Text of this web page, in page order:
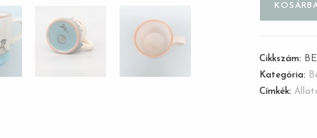
Cikkszám:
Kategória:
Címkék: